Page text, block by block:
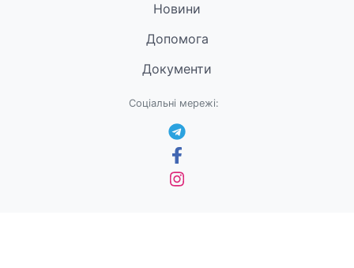
Новини
Допомога
Документи
Соціальні мережі: